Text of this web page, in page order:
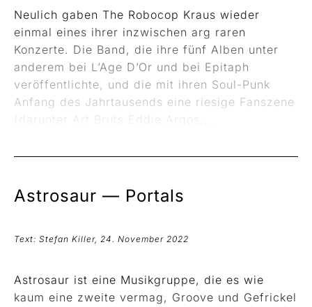
Neulich gaben The Robocop Kraus wieder
einmal eines ihrer inzwischen arg raren
Konzerte. Die Band, die ihre fünf Alben unter
anderem bei L’Age D’Or und bei Epitaph
veröffentlichte, und die mit ihren Soul-Punk
Anfang des Jahrtausends eine riesige Fanszene
(darunter Art Bruts Eddie Argos,...
Astrosaur — Portals
Text: Stefan Killer, 24. November 2022
Astrosaur ist eine Musikgruppe, die es wie
kaum eine zweite vermag, Groove und Gefrickel